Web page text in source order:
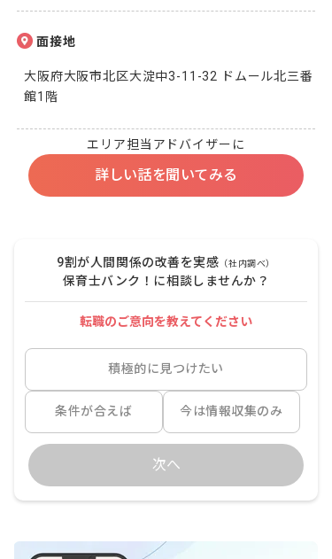
面接地
大阪府大阪市北区大淀中3-11-32 ドムール北三番
館1階
エリア担当アドバイザーに
詳しい話を聞いてみる
9割が人間関係の改善を実感 （社内調べ）
保育士バンク！に相談しませんか？
転職のご意向を教えてください
積極的に見つけたい
条件が合えば 今は情報収集のみ
次へ